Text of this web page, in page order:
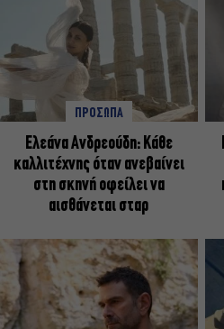
ΠΡΟΣΩΠΑ
Ελεάνα Ανδρεούδη: Κάθε
καλλιτέχνης όταν ανεβαίνει
στη σκηνή οφείλει να
αισθάνεται σταρ